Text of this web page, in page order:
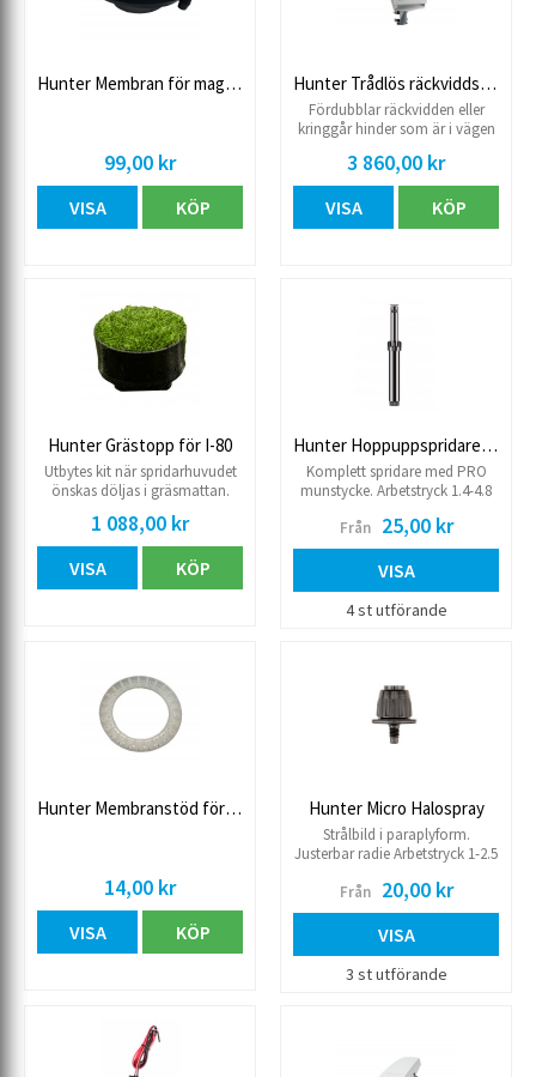
Hunter Membran för magnetventil PGV
99,00 kr
VISA KÖP
Hunter Trådlös räckviddsförlängning
Fördubblar räckvidden eller
kringgår hinder som är i vägen
ventilstyrningen och
automatikskåpet.
3 860,00 kr
VISA KÖP
Hunter Grästopp för I-80
Utbytes kit när spridarhuvudet
önskas döljas i gräsmattan.
med jord och gräsfrö. Passar
endast strålspridare I-80.
1 088,00 kr
VISA KÖP
Hunter Hoppuppspridare PS Ultra
Komplett spridare med PRO
munstycke. Arbetstryck 1.4-4.8
2.1 kg Steglöst ställbar 0-360°
(Gäller ej art. 564) Med inbyggt,
löstagbart filter. Levereras med
180/100 mm Utbytbart
Från 25,00 kr
VISA
4 st utförande
Hunter Membranstöd för magnetventil PGV
14,00 kr
VISA KÖP
Hunter Micro Halospray
Strålbild i paraplyform.
Justerbar radie Arbetstryck 1-2.5
Från
20,00 kr
VISA
3 st utförande